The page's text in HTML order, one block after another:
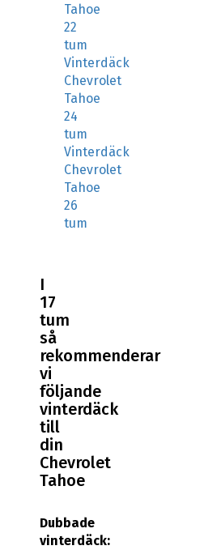
Tahoe
22
tum
Vinterdäck
Chevrolet
Tahoe
24
tum
Vinterdäck
Chevrolet
Tahoe
26
tum
I
17
tum
så
rekommenderar
vi
följande
vinterdäck
till
din
Chevrolet
Tahoe
Dubbade
vinterdäck: